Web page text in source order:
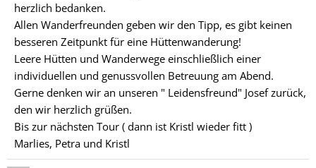
herzlich bedanken.
Allen Wanderfreunden geben wir den Tipp, es gibt keinen
besseren Zeitpunkt für eine Hüttenwanderung!
Leere Hütten und Wanderwege einschließlich einer
individuellen und genussvollen Betreuung am Abend.
Gerne denken wir an unseren " Leidensfreund" Josef zurück,
den wir herzlich grüßen.
Bis zur nächsten Tour ( dann ist Kristl wieder fitt )
Marlies, Petra und Kristl